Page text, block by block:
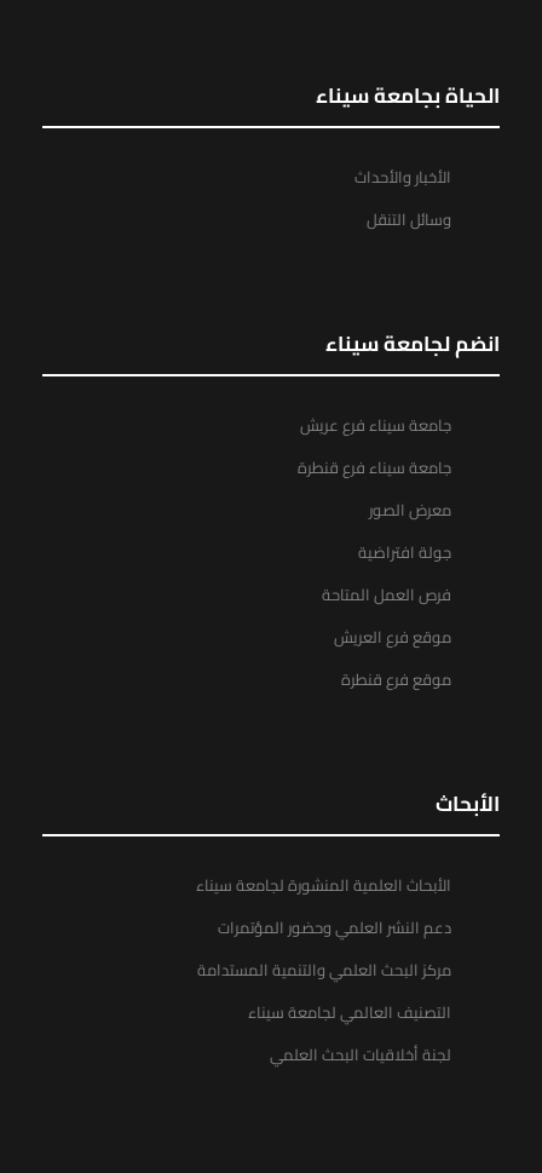
الحياة بجامعة سيناء
الأخبار والأحداث
وسائل التنقل
انضم لجامعة سيناء
جامعة سيناء فرع عريش
جامعة سيناء فرع قنطرة
معرض الصور
جولة افتراضية
فرص العمل المتاحة
موقع فرع العريش
موقع فرع قنطرة
الأبحاث
الأبحاث العلمية المنشورة لجامعة سيناء
دعم النشر العلمي وحضور المؤتمرات
مركز البحث العلمي والتنمية المستدامة
التصنيف العالمي لجامعة سيناء
لجنة أخلاقيات البحث العلمي